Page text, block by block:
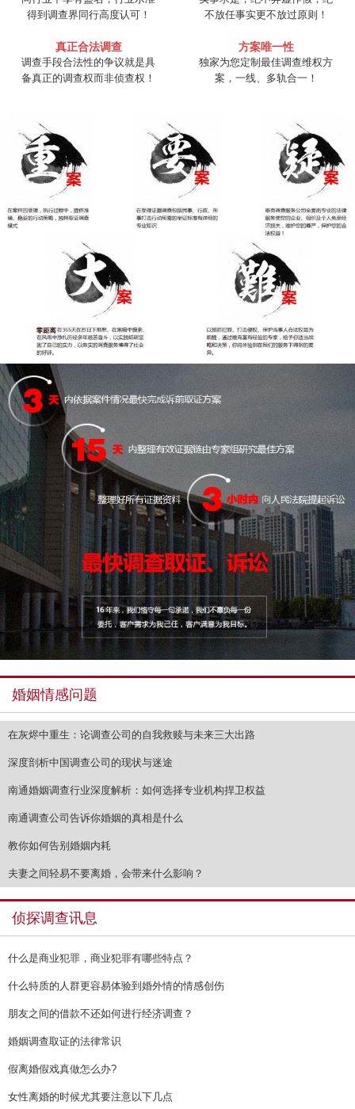
得到调查界同行高度认可！
不放任事实更不放过原则！
真正合法调查
调查手段合法性的争议就是具
备真正的调查权而非侦查权！
方案唯一性
独家为您定制最佳调查维权方
案，一线、多轨合一！
婚姻情感问题
在灰烬中重生：论调查公司的自我救赎与未来三大出路
深度剖析中国调查公司的现状与迷途
南通婚姻调查行业深度解析：如何选择专业机构捍卫权益
南通调查公司告诉你婚姻的真相是什么
教你如何告别婚姻内耗
夫妻之间轻易不要离婚，会带来什么影响？
侦探调查讯息
什么是商业犯罪，商业犯罪有哪些特点？
什么特质的人群更容易体验到婚外情的情感创伤
朋友之间的借款不还如何进行经济调查？
婚姻调查取证的法律常识
假离婚假戏真做怎么办?
女性离婚的时候尤其要注意以下几点